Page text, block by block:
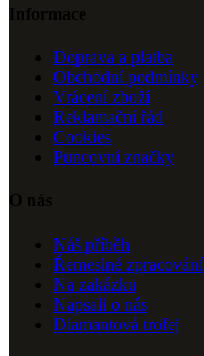
Informace
Doprava a platba
Obchodní podmínky
Vrácení zboží
Reklamační řád
Cookies
Puncovní značky
O nás
Náš příběh
Řemeslné zpracování
Na zakázku
Napsali o nás
Diamantová trofej